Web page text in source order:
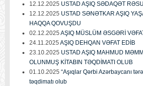
12.12.2025 USTAD AŞIQ SƏDAQƏT
12.12.2025 USTAD SƏNƏTKAR AŞIQ
HAQQA QOVUŞDU
02.12.2025 AŞIQ MÜSLÜM ƏSGƏRİ
24.11.2025 AŞIQ DEHQAN VƏFAT EDİB
23.10.2025 USTAD AŞIQ MAHMUD
OLUNMUŞ KİTABIN TƏQDİMATI OLUB
01.10.2025 “Aşıqlar Qərbi Azərbaycanı
təqdimatı olub